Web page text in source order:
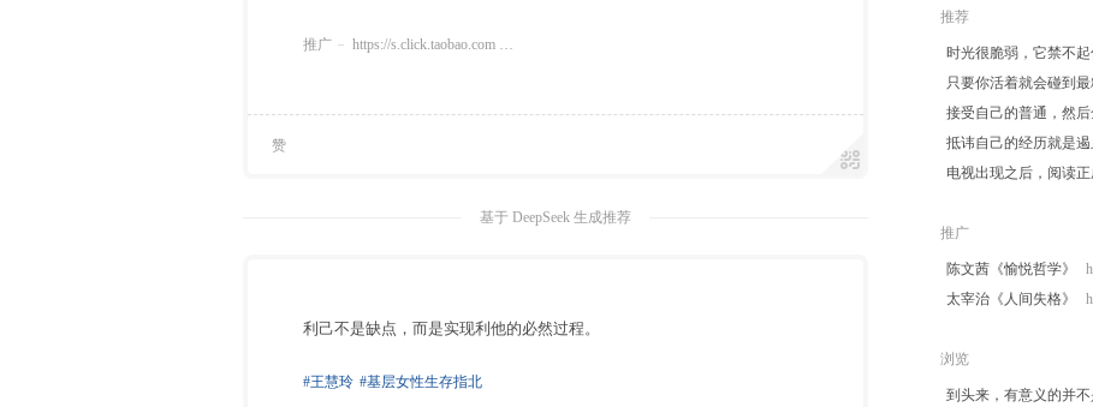
推广 https://s.click.taobao.com …
赞
基于 DeepSeek 生成推荐
利己不是缺点，而是实现利他的必然过程。
#王慧玲 #基层女性生存指北
推荐
时光很脆弱，它禁不
只要你活着就会碰到
接受自己的普通，然
抵讳自己的经历就是
电视出现之后，阅读
推广
陈文茜《愉悦哲学》
太宰治《人间失格》
浏览
到头来，有意义的并